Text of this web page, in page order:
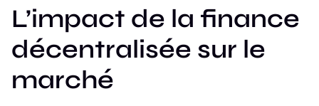
L’impact de la finance
décentralisée sur le
marché